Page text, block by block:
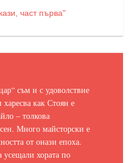
част първа"
съм и с удоволствие
как Стоян е
– толкова
Много майсторски е
от онази епоха.
усещали хората по